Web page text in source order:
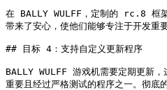
在 BALLY WULFF，定制的 rc.8 框架
带来了安心，使他们能够专注于开发重
## 目标 4：支持自定义更新程序
BALLY WULFF 游戏机需要定期更新
重要且经过严格测试的程序之一。彻底